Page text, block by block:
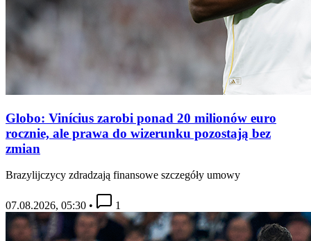
Globo: Vinícius zarobi ponad 20 milionów euro
rocznie, ale prawa do wizerunku pozostają bez
zmian
Brazylijczycy zdradzają finansowe szczegóły umowy
07.08.2026, 05:30 • 1